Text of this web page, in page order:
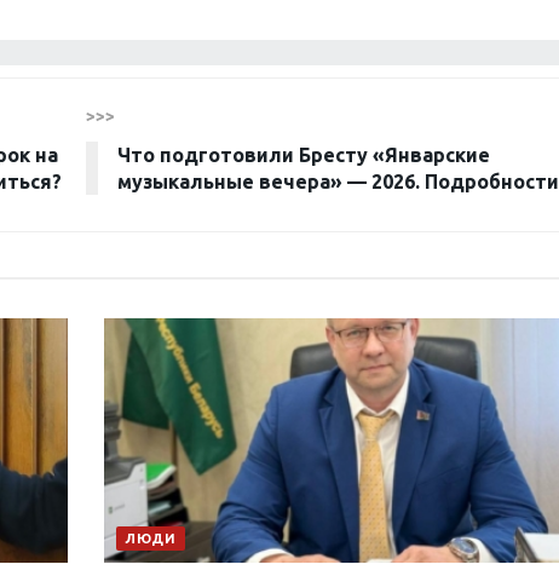
на
>>>
Что подготовили Бресту «Январские
музыкальные вечера» — 2026. Подробности
ЛЮДИ